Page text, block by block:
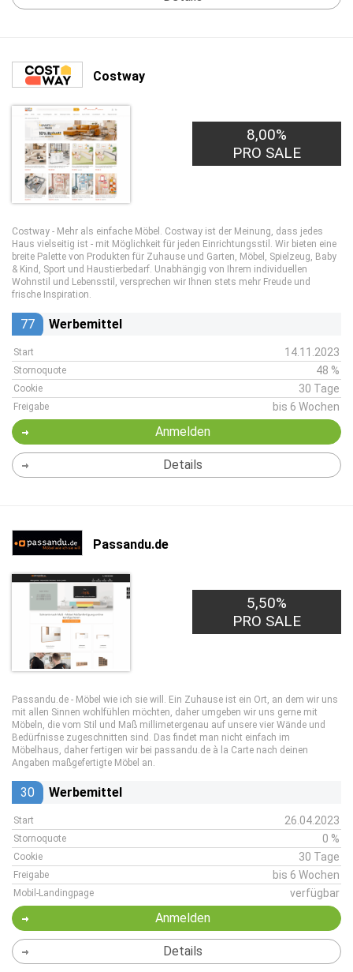
Costway
8,00%
PRO SALE
Costway - Mehr als einfache Möbel. Costway ist der Meinung, dass jedes
Haus vielseitig ist - mit Möglichkeit für jeden Einrichtungsstil. Wir bieten eine
breite Palette von Produkten für Zuhause und Garten, Möbel, Spielzeug, Baby
& Kind, Sport und Haustierbedarf. Unabhängig von Ihrem individuellen
Wohnstil und Lebensstil, versprechen wir Ihnen stets mehr Freude und
frische Inspiration.
77 Werbemittel
Start 14.11.2023
Stornoquote 48 %
Cookie 30 Tage
Freigabe bis 6 Wochen
Anmelden
Details
Passandu.de
5,50%
PRO SALE
Passandu.de - Möbel wie ich sie will. Ein Zuhause ist ein Ort, an dem wir uns
mit allen Sinnen wohlfühlen möchten, daher umgeben wir uns gerne mit
Möbeln, die vom Stil und Maß millimetergenau auf unsere vier Wände und
Bedürfnisse zugeschnitten sind. Das findet man nicht einfach im
Möbelhaus, daher fertigen wir bei passandu.de à la Carte nach deinen
Angaben maßgefertigte Möbel an.
30 Werbemittel
Start 26.04.2023
Stornoquote 0 %
Cookie 30 Tage
Freigabe bis 6 Wochen
Mobil-Landingpage verfügbar
Anmelden
Details